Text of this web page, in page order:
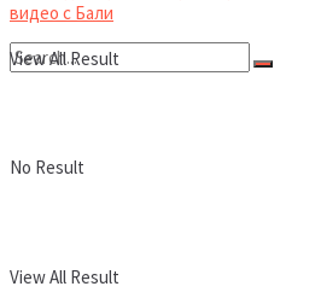
No Result
View All Result
View All Result